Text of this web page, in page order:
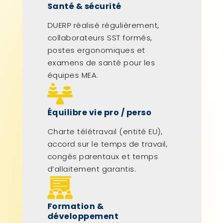
Santé & sécurité
DUERP réalisé régulièrement,
collaborateurs SST formés,
postes ergonomiques et
examens de santé pour les
équipes MEA.
Équilibre vie pro / perso
Charte télétravail (entité EU),
accord sur le temps de travail,
congés parentaux et temps
d’allaitement garantis.
Formation &
développement